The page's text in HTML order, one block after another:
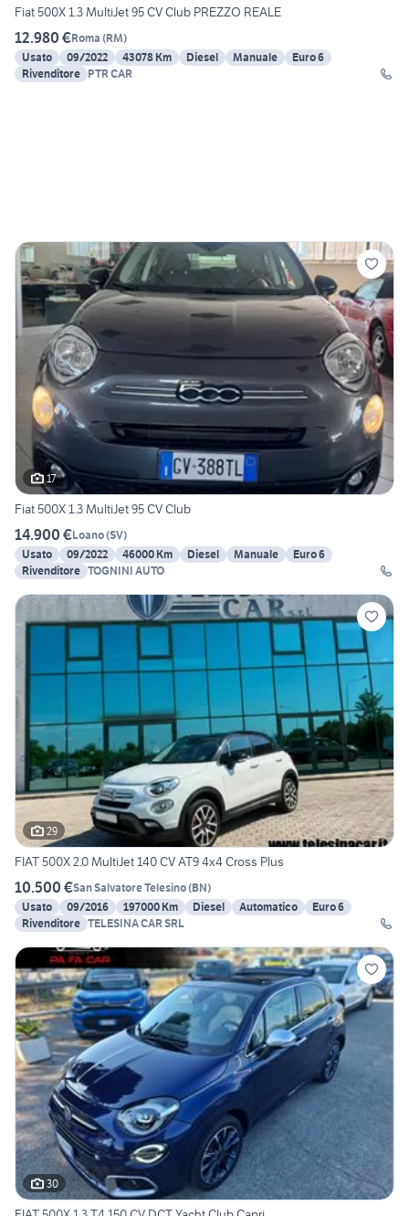
Fiat 500X 1.3 MultiJet 95 CV Club PREZZO REALE
12.980 €Roma (RM)
Usato
09/2022 43078 Km Diesel Manuale
Euro 6
Rivenditore PTR CAR
17
Fiat 500X 1.3 MultiJet 95 CV Club
14.900 €Loano(SV)
Usato
09/2022 46000 Km Diesel Manuale
Euro 6
Rivenditore TOGNINI AUTO
29
FIAT 500X 2.0 MultiJet 140 CV AT9 4x4 Cross Plus
10.500 €San Salvatore Telesino(BN)
Usato
09/2016 197000 Km Diesel Automatico
Euro 6
Rivenditore TELESINA CAR SRL
30